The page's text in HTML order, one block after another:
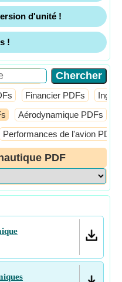
d'unité !
!
Financier PDFs
Aérodynamique PDFs
Performances de l'avion PDFs
PDF